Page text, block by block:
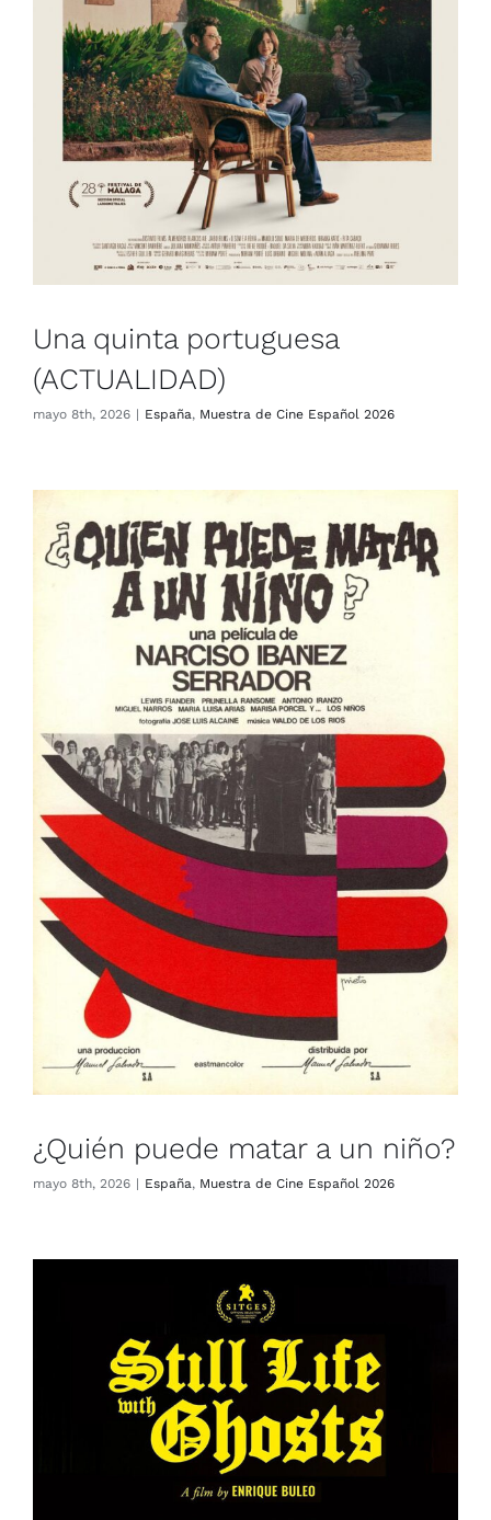
España Muestra de Cine Español 2026
Una quinta portuguesa
(ACTUALIDAD)
mayo 8th, 2026 | España, Muestra de Cine Español 2026
¿Quién puede matar a un niño?
España Muestra de Cine Español 2026
¿Quién puede matar a un niño?
mayo 8th, 2026 | España, Muestra de Cine Español 2026